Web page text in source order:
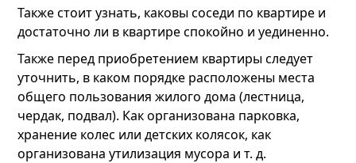
Также стоит узнать, каковы соседи по квартире и
достаточно ли в квартире спокойно и уединенно.
Также перед приобретением квартиры следует
уточнить, в каком порядке расположены места
общего пользования жилого дома (лестница,
чердак, подвал). Как организована парковка,
хранение колес или детских колясок, как
организована утилизация мусора и т. д.